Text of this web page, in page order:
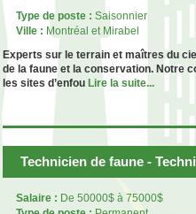
Type de poste : Saisonnier
Ville : Montréal et Mirabel
Experts sur le terrain et maîtres du
de la faune et la conservation. Notre
les sites d’enfou Lire la suite...
Technicien de faune -
Salaire : De 50000$ à 75000$